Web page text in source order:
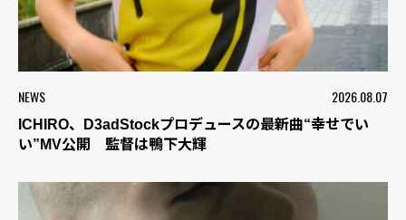
NEWS 2026.08.07
ICHIRO、D3adStockプロデュースの最新曲“幸せでい
い”MV公開 監督は鴨下大輝